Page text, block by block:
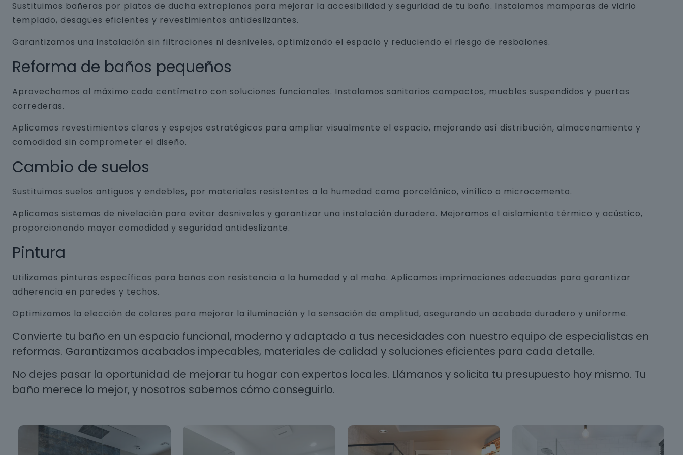
Sustituimos bañeras por platos de ducha extraplanos para mejorar la accesibilidad y seguridad de tu baño. Instalamos mamparas de vidrio
templado, desagües eficientes y revestimientos antideslizantes.
Garantizamos una instalación sin filtraciones ni desniveles, optimizando el espacio y reduciendo el riesgo de resbalones.
Reforma de baños pequeños
Aprovechamos al máximo cada centímetro con soluciones funcionales. Instalamos sanitarios compactos, muebles suspendidos y puertas
correderas.
Aplicamos revestimientos claros y espejos estratégicos para ampliar visualmente el espacio, mejorando así distribución, almacenamiento y
comodidad sin comprometer el diseño.
Cambio de suelos
Sustituimos suelos antiguos y endebles, por materiales resistentes a la humedad como porcelánico, vinílico o microcemento.
Aplicamos sistemas de nivelación para evitar desniveles y garantizar una instalación duradera. Mejoramos el aislamiento térmico y acústico,
proporcionando mayor comodidad y seguridad antideslizante.
Pintura
Utilizamos pinturas específicas para baños con resistencia a la humedad y al moho. Aplicamos imprimaciones adecuadas para garantizar
adherencia en paredes y techos.
Optimizamos la elección de colores para mejorar la iluminación y la sensación de amplitud, asegurando un acabado duradero y uniforme.
Convierte tu baño en un espacio funcional, moderno y adaptado a tus necesidades con nuestro equipo de especialistas en
reformas. Garantizamos acabados impecables, materiales de calidad y soluciones eficientes para cada detalle.
No dejes pasar la oportunidad de mejorar tu hogar con expertos locales. Llámanos y solicita tu presupuesto hoy mismo. Tu
baño merece lo mejor, y nosotros sabemos cómo conseguirlo.